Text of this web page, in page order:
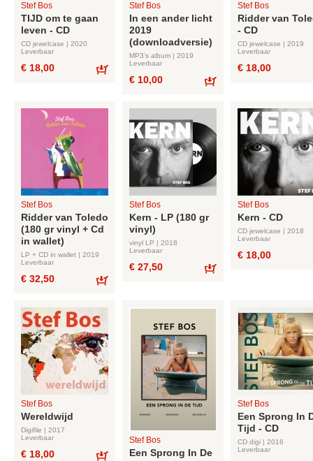
Stef Bos
TIJD om te gaan
leven - CD
CD jewelcase | 2020
Leverbaar
€ 18,00
Stef Bos
In een ander licht
2019
(downloadversie)
MP3's album | 2019
Leverbaar
€ 10,00
Stef Bos
Ridder van
- CD
CD jewelcase | 2019
Leverbaar
€ 18,00
Stef Bos
Ridder van Toledo
(180 gr vinyl + Cd
in wallet)
LP + CD in wallet | 2019
Leverbaar
€ 32,50
Stef Bos
Kern - LP (180 gr
vinyl)
vinyl LP | 2018
Leverbaar
€ 27,50
Stef Bos
Kern - CD
CD jewelcase | 2018
Leverbaar
€ 18,00
Stef Bos
Wereldwijd
Digifile | 2017
Leverbaar
€ 18,00
Stef Bos
Een Sprong In De
Stef Bos
Een Sprong In
Tijd - CD
CD digi | 2016
Leverbaar